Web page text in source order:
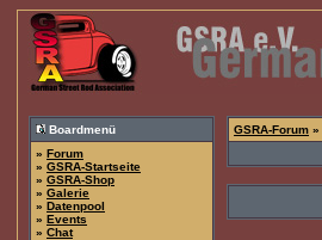
Boardmenü
» Forum
» GSRA-Startseite
» GSRA-Shop
» Galerie
» Datenpool
» Events
» Chat
GSRA-Forum »